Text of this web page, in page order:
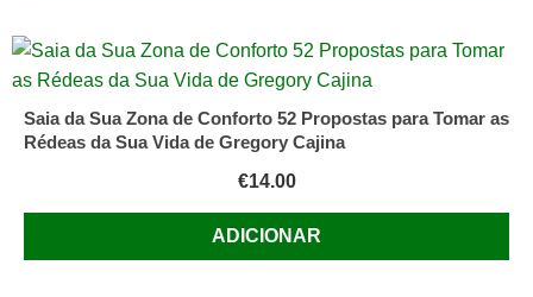
Saia da Sua Zona de Conforto 52 Propostas para Tomar as
Rédeas da Sua Vida de Gregory Cajina
€14.00
ADICIONAR